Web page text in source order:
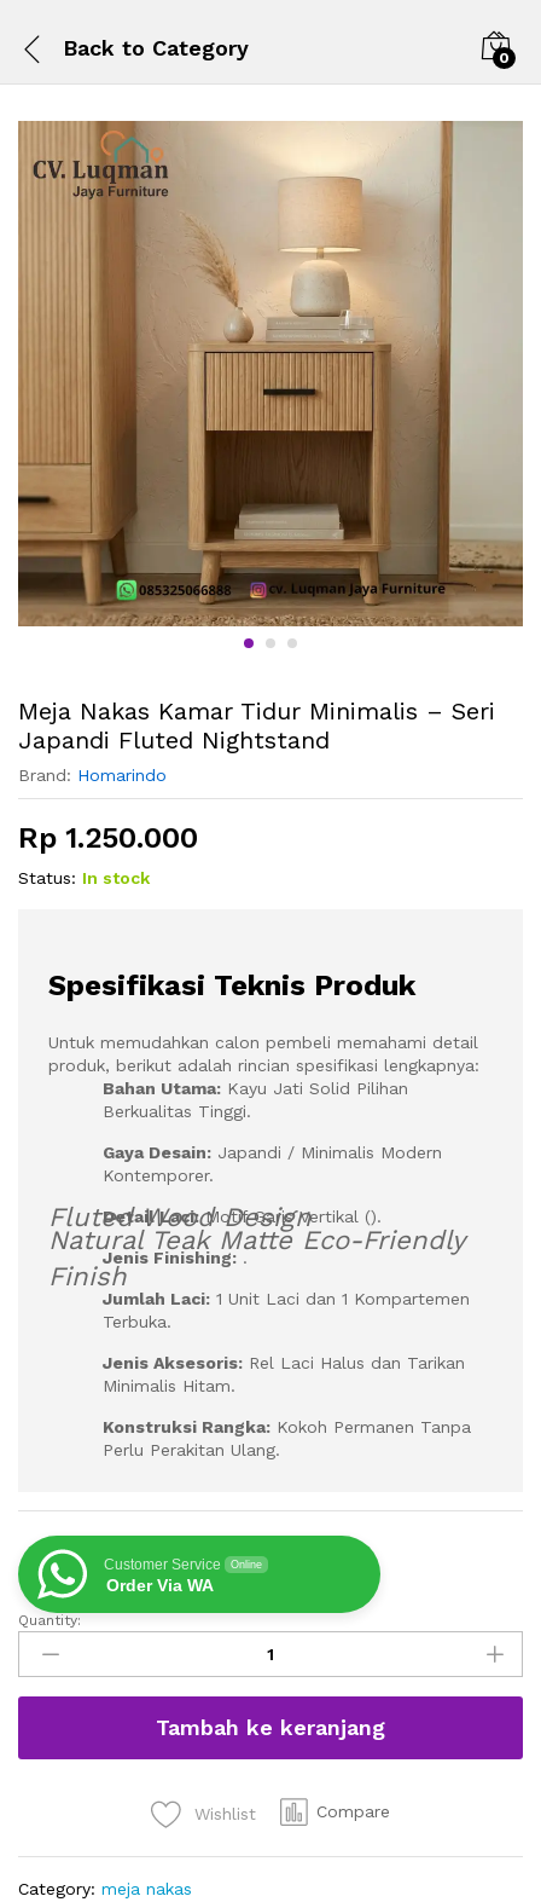
Back to Category 0
Meja Nakas Kamar Tidur Minimalis – Seri
Japandi Fluted Nightstand
Brand: Homarindo
Rp 1.250.000
Status: In stock
Spesifikasi Teknis Produk
Untuk memudahkan calon pembeli memahami detail
produk, berikut adalah rincian spesifikasi lengkapnya:
Bahan Utama: Kayu Jati Solid Pilihan
Berkualitas Tinggi.
Gaya Desain: Japandi / Minimalis Modern
Kontemporer.
Detail Laci:Motif Garis Vertikal (
Fluted Wood Design ).
Jenis Finishing:
Natural Teak Matte Eco-Friendly
Finish
.
Jumlah Laci: 1 Unit Laci dan 1 Kompartemen
Terbuka.
Jenis Aksesoris: Rel Laci Halus dan Tarikan
Minimalis Hitam.
Konstruksi Rangka: Kokoh Permanen Tanpa
Perlu Perakitan Ulang.
Customer Service Online
Order Via WA
Meja
Nakas
Kamar
Tidur
–
quantity
Quantity:
Tambah ke keranjang
Wishlist Compare
Category: meja nakas